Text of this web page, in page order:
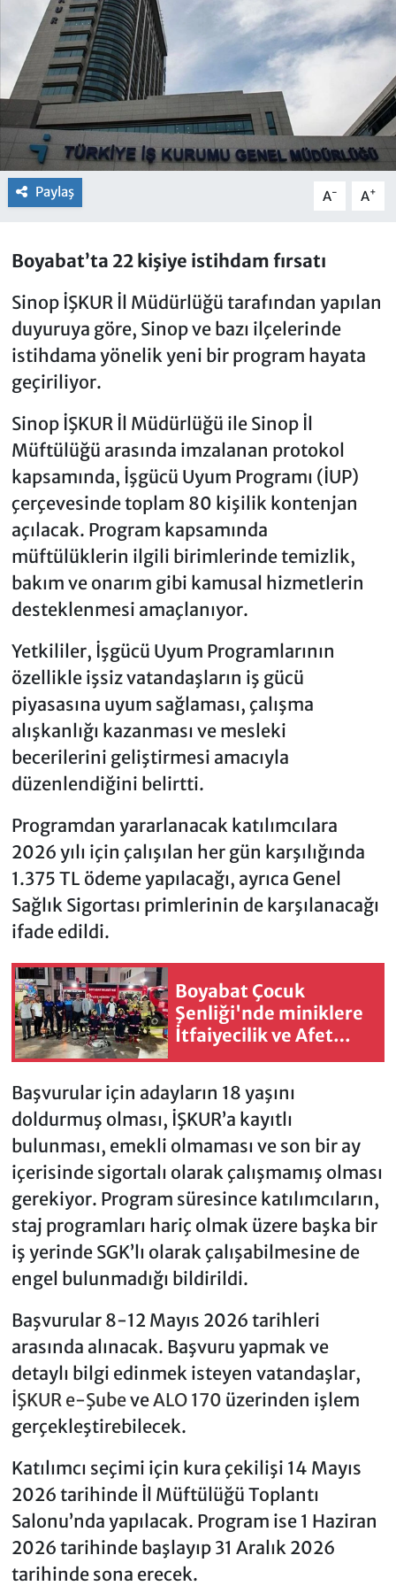
Paylaş A- A+
Boyabat’ta 22 kişiye istihdam fırsatı
Sinop İŞKUR İl Müdürlüğü tarafından yapılan
duyuruya göre, Sinop ve bazı ilçelerinde
istihdama yönelik yeni bir program hayata
geçiriliyor.
Sinop İŞKUR İl Müdürlüğü ile Sinop İl
Müftülüğü arasında imzalanan protokol
kapsamında, İşgücü Uyum Programı (İUP)
çerçevesinde toplam 80 kişilik kontenjan
açılacak. Program kapsamında
müftülüklerin ilgili birimlerinde temizlik,
bakım ve onarım gibi kamusal hizmetlerin
desteklenmesi amaçlanıyor.
Yetkililer, İşgücü Uyum Programlarının
özellikle işsiz vatandaşların iş gücü
piyasasına uyum sağlaması, çalışma
alışkanlığı kazanması ve mesleki
becerilerini geliştirmesi amacıyla
düzenlendiğini belirtti.
Programdan yararlanacak katılımcılara
2026 yılı için çalışılan her gün karşılığında
1.375 TL ödeme yapılacağı, ayrıca Genel
Sağlık Sigortası primlerinin de karşılanacağı
ifade edildi.
Boyabat Çocuk
Şenliği'nde miniklere
İtfaiyecilik ve Afet
Eğitim
Başvurular için adayların 18 yaşını
doldurmuş olması, İŞKUR’a kayıtlı
bulunması, emekli olmaması ve son bir ay
içerisinde sigortalı olarak çalışmamış olması
gerekiyor. Program süresince katılımcıların,
staj programları hariç olmak üzere başka bir
iş yerinde SGK’lı olarak çalışabilmesine de
engel bulunmadığı bildirildi.
Başvurular 8-12 Mayıs 2026 tarihleri
arasında alınacak. Başvuru yapmak ve
detaylı bilgi edinmek isteyen vatandaşlar,
İŞKUR e-ŞubeveALO 170 üzerinden işlem
gerçekleştirebilecek.
Katılımcı seçimi için kura çekilişi 14 Mayıs
2026 tarihinde İl Müftülüğü Toplantı
Salonu’nda yapılacak. Program ise 1 Haziran
2026 tarihinde başlayıp 31 Aralık 2026
tarihinde sona erecek.